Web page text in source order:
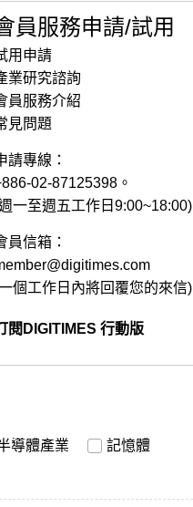
員服務申請/試用
用申請
業研究諮詢
員服務介紹
見問題
請專線：
02-87125398。
一至週五工作日9:00~18:00)
員信箱：
個工作日內將回覆您的來信)
閱DIGITIMES 行動版
導體產業 記憶體